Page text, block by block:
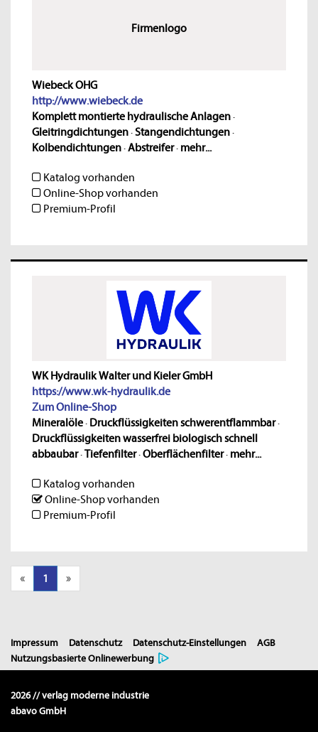
Firmenlogo
Wiebeck OHG
http://www.wiebeck.de
Komplett montierte hydraulische Anlagen·
Gleitringdichtungen·Stangendichtungen·
Kolbendichtungen·Abstreifer· mehr...
Katalog vorhanden
Online-Shop vorhanden
Premium-Profil
WK Hydraulik Walter und Kieler GmbH
https://www.wk-hydraulik.de
Zum Online-Shop
Mineralöle· Druckflüssigkeiten schwerentflammbar·
Druckflüssigkeiten wasserfrei biologisch schnell
abbaubar·Tiefenfilter·Oberflächenfilter· mehr...
Katalog vorhanden
Online-Shop vorhanden
Premium-Profil
« 1 »
Impressum Datenschutz Datenschutz-Einstellungen
AGB
Nutzungsbasierte Onlinewerbung
2026 // verlag moderne industrie
abavo GmbH